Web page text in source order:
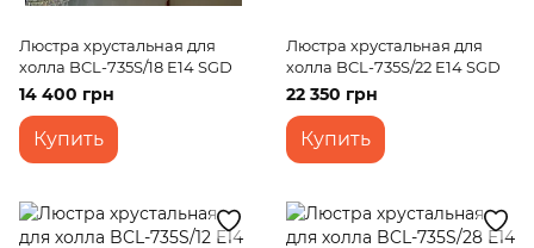
Люстра хрустальная для
холла BCL-735S/18 E14 SGD
14 400 грн
Купить
Люстра хрустальная для
холла BCL-735S/22 E14 SGD
22 350 грн
Купить